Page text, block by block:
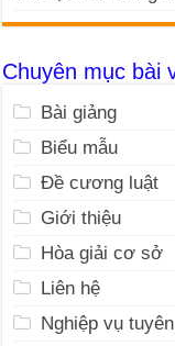
Chuyên mục bài
Bài giảng
Biểu mẫu
Đề cương luật
Giới thiệu
Hòa giải cơ sở
Liên hệ
Nghiệp vụ